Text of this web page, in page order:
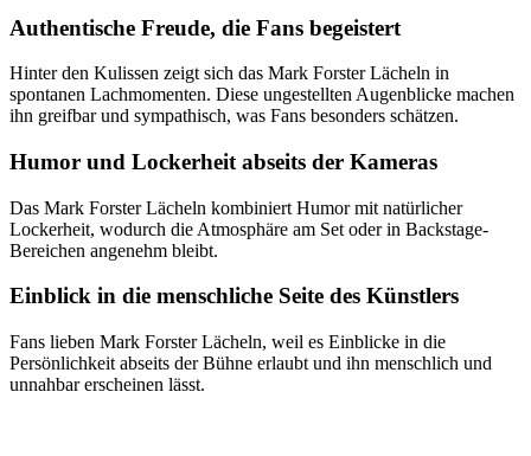
Authentische Freude, die Fans begeistert
Hinter den Kulissen zeigt sich das Mark Forster Lächeln in
spontanen Lachmomenten. Diese ungestellten Augenblicke machen
ihn greifbar und sympathisch, was Fans besonders schätzen.
Humor und Lockerheit abseits der Kameras
Das Mark Forster Lächeln kombiniert Humor mit natürlicher
Lockerheit, wodurch die Atmosphäre am Set oder in Backstage-
Bereichen angenehm bleibt.
Einblick in die menschliche Seite des Künstlers
Fans lieben Mark Forster Lächeln, weil es Einblicke in die
Persönlichkeit abseits der Bühne erlaubt und ihn menschlich und
unnahbar erscheinen lässt.